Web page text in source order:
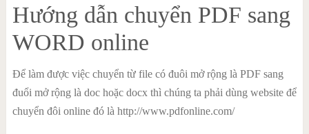
Hướng dẫn chuyển PDF sang
WORD online
Để làm được việc chuyển từ file có đuôi mở rộng là PDF sang
đuổi mở rộng là doc hoặc docx thì chúng ta phải dùng website để
chuyển đôi online đó là http://www.pdfonline.com/